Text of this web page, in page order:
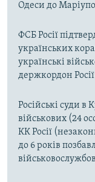
Одеси до
ФСБ Росії
українських
українські
держкордон
Російські суди
військових (24
КК Росії
до 6 років